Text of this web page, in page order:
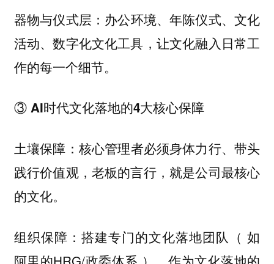
器物与仪式层： 办公环境、年陈仪式、文化
活动、数字化文化工具，让文化融入日常工
作的每一个细节。
③ AI时代文化落地的4大核心保障
土壤保障： 核心管理者必须身体力行、带头
践行价值观，老板的言行，就是公司最核心
的文化。
组织保障： 搭建专门的文化落地团队（ 如
阿里的HRG/政委体系 ），作为文化落地的